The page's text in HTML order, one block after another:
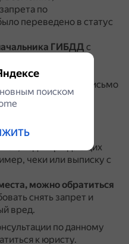
по
переведено в статус
ГИБДД с
пристава или
Отправлять письмо
вложения и
нужно
подтверждающих
чеки или выписку с
можно обратиться
снять запрет и
вред.
по данному
к юристу.
поиском